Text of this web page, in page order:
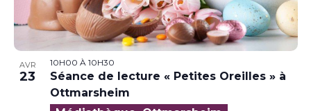
AVR
23
10H00 À 10H30
Séance de lecture « Petites Oreilles » à
Ottmarsheim